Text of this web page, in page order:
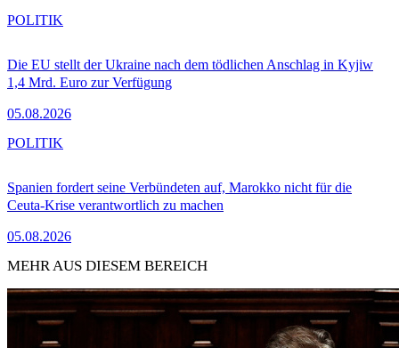
Die EU stellt der Ukraine nach dem tödlichen Anschlag in Kyjiw
1,4 Mrd. Euro zur Verfügung
05.08.2026
POLITIK
Spanien fordert seine Verbündeten auf, Marokko nicht für die
Ceuta-Krise verantwortlich zu machen
05.08.2026
POLITIK
MEHR AUS DIESEM BEREICH